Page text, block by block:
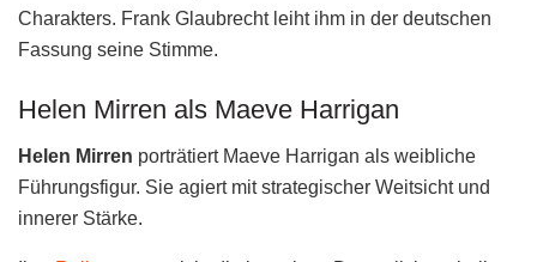
Charakters. Frank Glaubrecht leiht ihm in der deutschen
Fassung seine Stimme.
Helen Mirren als Maeve Harrigan
Helen Mirren porträtiert Maeve Harrigan als weibliche
Führungsfigur. Sie agiert mit strategischer Weitsicht und
innerer Stärke.